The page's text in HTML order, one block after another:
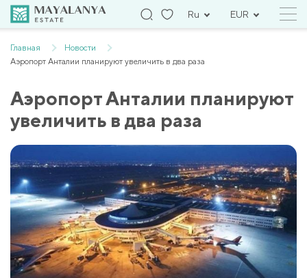
Ru EUR
Главная
Новости
Аэропорт Анталии планируют увеличить в два раза
Аэропорт Анталии планируют
увеличить в два раза